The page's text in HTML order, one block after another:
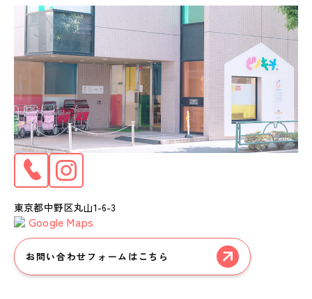
東京都中野区丸山1-6-3
Google Maps
お問い合わせフォームはこちら